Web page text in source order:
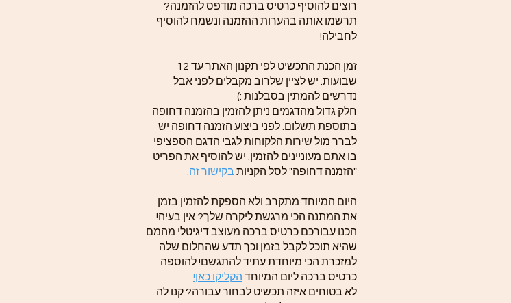
רוצים להוסיף כרטיס ברכה מודפס להזמנה?
תרשמו אותה בהערות ההזמנה ונשמח להוסיף
לחבילה!
זמן הכנת התכשיט לפי תקנון האתר עד 12
שבועות. יש לציין שלרוב מקבלים לפני אבל
נדרשים להמתין בסבלנות :)
חלק גדול מהדגמים ניתן להזמין בהזמנה דחופה
בתוספת תשלום. לפני ביצוע הזמנה דחופה יש
לברר מול שירות הלקוחות לגבי הדגם הספציפי
בו אתם מעוניינים להזמין. יש להוסיף את הפריט
"הזמנה דחופה" לסל הקניות בקישור זה.
היום המיוחד מתקרב ולא הספקת להזמין בזמן
את המתנה הכי מרגשת ליקרה שלך? אין בעיה!
הכנו עבורכם כרטיס ברכה מעוצב דיגיטלי מהמם
שהיא תוכל לקבל בזמן וכך תדע שהחלום שלה
למזכרת הכי מיוחדת עתיד להתגשם! להוספה
כרטיס ברכה ליום המיוחד הקליקו כאן!
לא בטוחים איזה תכשיט לבחור עבורה? קנו לה